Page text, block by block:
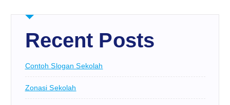
Recent Posts
Contoh Slogan Sekolah
Zonasi Sekolah